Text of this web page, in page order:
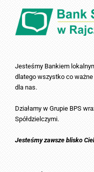
Jesteśmy Bankiem
dlatego wszystko co
dla nas.
Działamy w Grupie BPS
Spółdzielczymi.
Jesteśmy zawsze blisko